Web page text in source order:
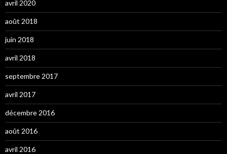
avril 2020
août 2018
juin 2018
avril 2018
septembre 2017
avril 2017
décembre 2016
août 2016
avril 2016